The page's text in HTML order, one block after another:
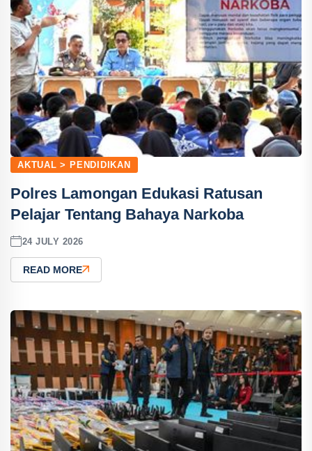
AKTUAL > PENDIDIKAN
Polres Lamongan Edukasi Ratusan
Pelajar Tentang Bahaya Narkoba
24 JULY 2026
READ MORE